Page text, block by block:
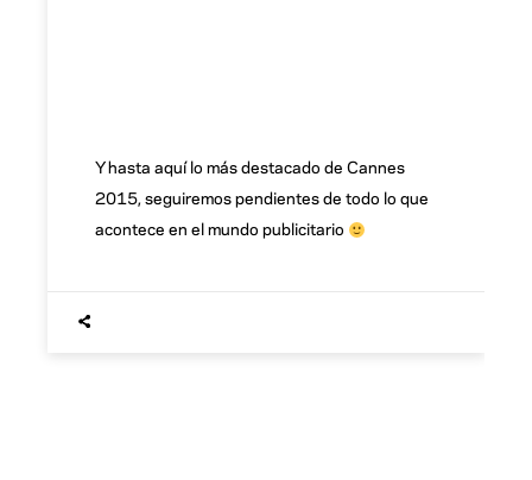
Y hasta aquí lo más destacado de Cannes
2015, seguiremos pendientes de todo lo que
acontece en el mundo publicitario